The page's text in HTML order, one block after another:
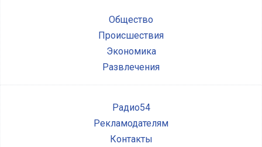
Общество
Происшествия
Экономика
Развлечения
Радио54
Рекламодателям
Контакты